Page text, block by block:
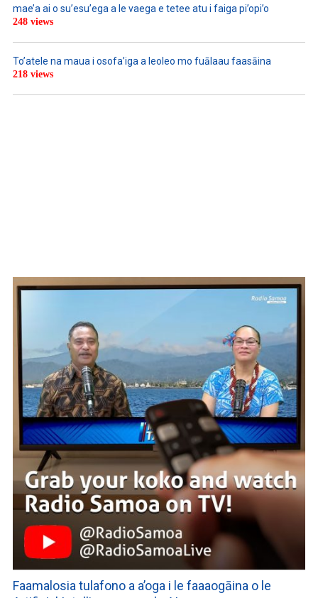
mae’a ai o su’esu’ega a le vaega e tetee atu i faiga pi’opi’o
248 views
To’atele na maua i osofa’iga a leoleo mo fuālaau faasāina
218 views
Faamalosia tulafono a a’oga i le faaaogāina o le